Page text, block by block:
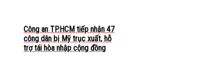
Công an TP.HCM tiếp nhận 47
công dân bị Mỹ trục xuất, hỗ
trợ tái hòa nhập cộng đồng